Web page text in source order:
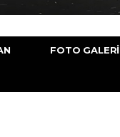
FOTO GALERI